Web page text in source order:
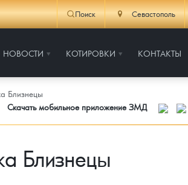
Поиск Севастополь
НОВОСТИ КОТИРОВКИ КОНТАКТЫ
Близнецы
Скачать мобильное приложение ЗМД
Близнецы